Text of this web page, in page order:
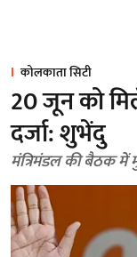
कोलकाता सिटी
20 जून को
दर्जा: शुभेंदु
मंत्रिमंडल की बैठक में